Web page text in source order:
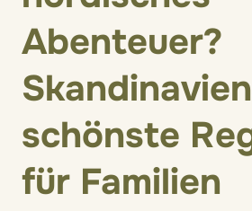
Abenteuer?
schönste
für Familien